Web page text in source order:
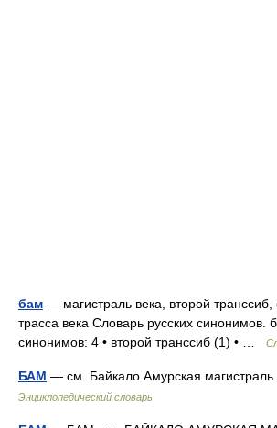
бам — магистраль века, второй транссиб,
трасса века Словарь русских синонимов.
синонимов: 4 • второй транссиб (1) • …
БАМ — см. Байкало Амурская
Энциклопедический словарь